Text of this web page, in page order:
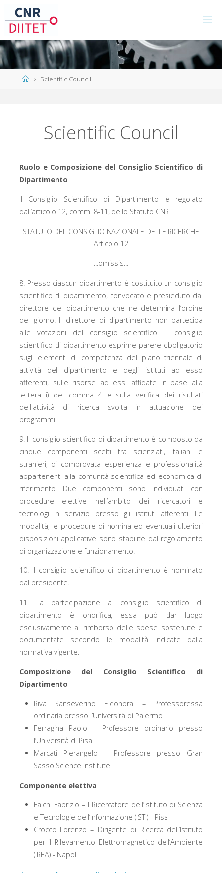
Scientific Council
Scientific Council
Ruolo e Composizione del Consiglio Scientifico di
Dipartimento
Il Consiglio Scientifico di Dipartimento è regolato
dall’articolo 12, commi 8-11, dello Statuto CNR
STATUTO DEL CONSIGLIO NAZIONALE DELLE RICERCHE
Articolo 12
...omissis...
8. Presso ciascun dipartimento è costituito un consiglio
scientifico di dipartimento, convocato e presieduto dal
direttore del dipartimento che ne determina l’ordine
del giorno. Il direttore di dipartimento non partecipa
alle votazioni del consiglio scientifico. Il consiglio
scientifico di dipartimento esprime parere obbligatorio
sugli elementi di competenza del piano triennale di
attività del dipartimento e degli istituti ad esso
afferenti, sulle risorse ad essi affidate in base alla
lettera i) del comma 4 e sulla verifica dei risultati
dell'attività di ricerca svolta in attuazione dei
programmi.
9. Il consiglio scientifico di dipartimento è composto da
cinque componenti scelti tra scienziati, italiani e
stranieri, di comprovata esperienza e professionalità
appartenenti alla comunità scientifica ed economica di
riferimento. Due componenti sono individuati con
procedure elettive nell’ambito dei ricercatori e
tecnologi in servizio presso gli istituti afferenti. Le
modalità, le procedure di nomina ed eventuali ulteriori
disposizioni applicative sono stabilite dal regolamento
di organizzazione e funzionamento.
10. Il consiglio scientifico di dipartimento è nominato
dal presidente.
11. La partecipazione al consiglio scientifico di
dipartimento è onorifica, essa può dar luogo
esclusivamente al rimborso delle spese sostenute e
documentate secondo le modalità indicate dalla
normativa vigente.
Composizione del Consiglio Scientifico di
Dipartimento
Riva Sanseverino Eleonora – Professoressa
ordinaria presso l’Università di Palermo
Ferragina Paolo – Professore ordinario presso
l’Università di Pisa
Marcati Pierangelo – Professore presso Gran
Sasso Science Institute
Componente elettiva
Falchi Fabrizio – I Ricercatore dell’Istituto di Scienza
e Tecnologie dell’Informazione (ISTI) - Pisa
Crocco Lorenzo – Dirigente di Ricerca dell’Istituto
per il Rilevamento Elettromagnetico dell’Ambiente
(IREA) - Napoli